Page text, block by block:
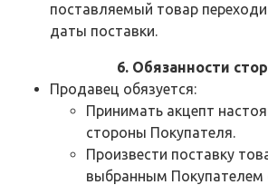
поставляемый товар
даты поставки.
6. Обязанности
Продавец обязуется:
Принимать акцепт
стороны Покупателя.
Произвести поставку
выбранным Покупателем